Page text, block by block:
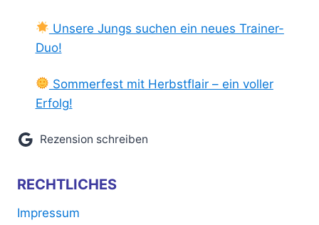
Unsere Jungs suchen ein neues Trainer-
Duo!
Sommerfest mit Herbstflair – ein voller
Erfolg!
Rezension schreiben
RECHTLICHES
Impressum